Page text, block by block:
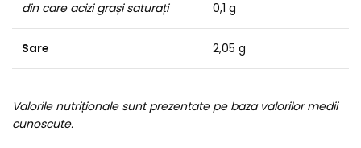
din care acizi grași saturați 0,1 g
Sare 2,05 g
Valorile nutriționale sunt prezentate pe baza valorilor medii
cunoscute.